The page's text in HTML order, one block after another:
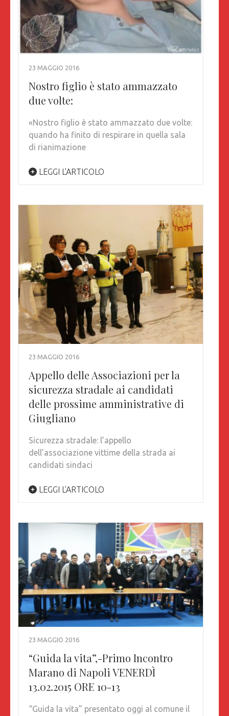
23 MAGGIO 2016
Nostro figlio è stato ammazzato
due volte:
«Nostro figlio è stato ammazzato due volte:
quando ha finito di respirare in quella sala
di rianimazione
LEGGI L'ARTICOLO
23 MAGGIO 2016
Appello delle Associazioni per la
sicurezza stradale ai candidati
delle prossime amministrative di
Giugliano
Sicurezza stradale: l’appello
dell’associazione vittime della strada ai
candidati sindaci
LEGGI L'ARTICOLO
23 MAGGIO 2016
“Guida la vita”,-Primo Incontro
Marano di Napoli VENERDÌ
13.02.2015 ORE 10-13
“Guida la vita” presentato oggi al comune il